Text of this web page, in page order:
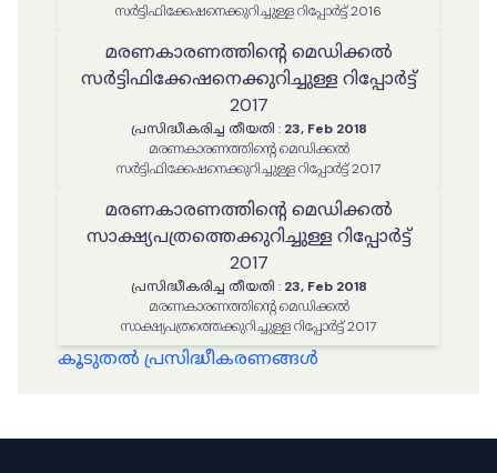
സർട്ടിഫിക്കേഷനെക്കുറിച്ചുള്ള റിപ്പോർട്ട് 2016
മരണകാരണത്തിൻ്റെ മെഡിക്കൽ
സർട്ടിഫിക്കേഷനെക്കുറിച്ചുള്ള റിപ്പോർട്ട്
2017
പ്രസിദ്ധീകരിച്ച തീയതി : 23, Feb 2018
മരണകാരണത്തിൻ്റെ മെഡിക്കൽ
സർട്ടിഫിക്കേഷനെക്കുറിച്ചുള്ള റിപ്പോർട്ട് 2017
മരണകാരണത്തിന്റെ മെഡിക്കൽ
സാക്ഷ്യപത്രത്തെക്കുറിച്ചുള്ള റിപ്പോർട്ട്
2017
പ്രസിദ്ധീകരിച്ച തീയതി : 23, Feb 2018
മരണകാരണത്തിന്റെ മെഡിക്കൽ
സാക്ഷ്യപത്രത്തെക്കുറിച്ചുള്ള റിപ്പോർട്ട് 2017
കൂടുതൽ പ്രസിദ്ധീകരണങ്ങൾ